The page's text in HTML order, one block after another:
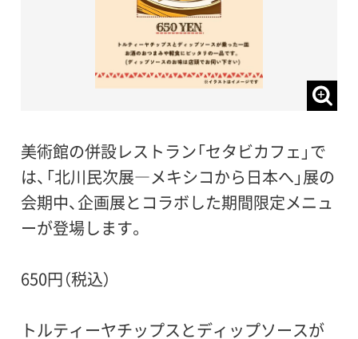
美術館の併設レストラン「セタビカフェ」で
は、「北川民次展―メキシコから日本へ」展の
会期中、企画展とコラボした期間限定メニュ
ーが登場します。
650円（税込）
トルティーヤチップスとディップソースが